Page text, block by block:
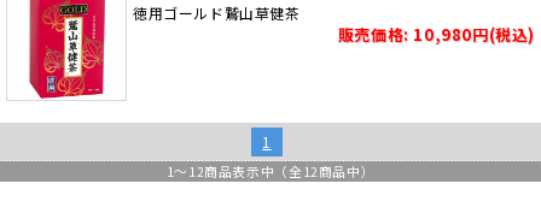
徳用ゴールド鷲山草健茶
販売価格: 10,980円(税込)
1
1～ 12商品表示中（全 12商品中）